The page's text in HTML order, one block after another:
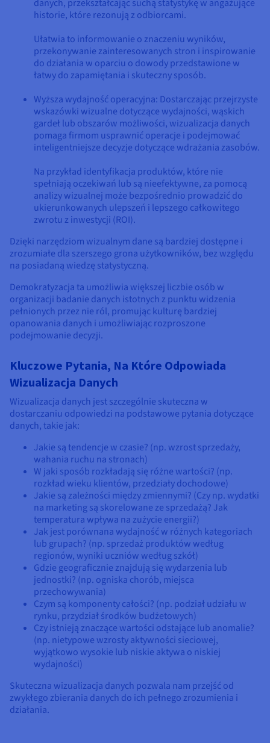
danych, przekształcając suchą statystykę w angażujące
historie, które rezonują z odbiorcami.
Ułatwia to informowanie o znaczeniu wyników,
przekonywanie zainteresowanych stron i inspirowanie
do działania w oparciu o dowody przedstawione w
łatwy do zapamiętania i skuteczny sposób.
Wyższa wydajność operacyjna: Dostarczając przejrzyste
wskazówki wizualne dotyczące wydajności, wąskich
gardeł lub obszarów możliwości, wizualizacja danych
pomaga firmom usprawnić operacje i podejmować
inteligentniejsze decyzje dotyczące wdrażania zasobów.
Na przykład identyfikacja produktów, które nie
spełniają oczekiwań lub są nieefektywne, za pomocą
analizy wizualnej może bezpośrednio prowadzić do
ukierunkowanych ulepszeń i lepszego całkowitego
zwrotu z inwestycji (ROI).
Dzięki narzędziom wizualnym dane są bardziej dostępne i
zrozumiałe dla szerszego grona użytkowników, bez względu
na posiadaną wiedzę statystyczną.
Demokratyzacja ta umożliwia większej liczbie osób w
organizacji badanie danych istotnych z punktu widzenia
pełnionych przez nie ról, promując kulturę bardziej
opanowania danych i umożliwiając rozproszone
podejmowanie decyzji.
Kluczowe Pytania, Na Które Odpowiada
Wizualizacja Danych
Wizualizacja danych jest szczególnie skuteczna w
dostarczaniu odpowiedzi na podstawowe pytania dotyczące
danych, takie jak:
Jakie są tendencje w czasie? (np. wzrost sprzedaży,
wahania ruchu na stronach)
W jaki sposób rozkładają się różne wartości? (np.
rozkład wieku klientów, przedziały dochodowe)
Jakie są zależności między zmiennymi? (Czy np. wydatki
na marketing są skorelowane ze sprzedażą? Jak
temperatura wpływa na zużycie energii?)
Jak jest porównana wydajność w różnych kategoriach
lub grupach? (np. sprzedaż produktów według
regionów, wyniki uczniów według szkół)
Gdzie geograficznie znajdują się wydarzenia lub
jednostki? (np. ogniska chorób, miejsca
przechowywania)
Czym są komponenty całości? (np. podział udziału w
rynku, przydział środków budżetowych)
Czy istnieją znaczące wartości odstające lub anomalie?
(np. nietypowe wzrosty aktywności sieciowej,
wyjątkowo wysokie lub niskie aktywa o niskiej
wydajności)
Skuteczna wizualizacja danych pozwala nam przejść od
zwykłego zbierania danych do ich pełnego zrozumienia i
działania.